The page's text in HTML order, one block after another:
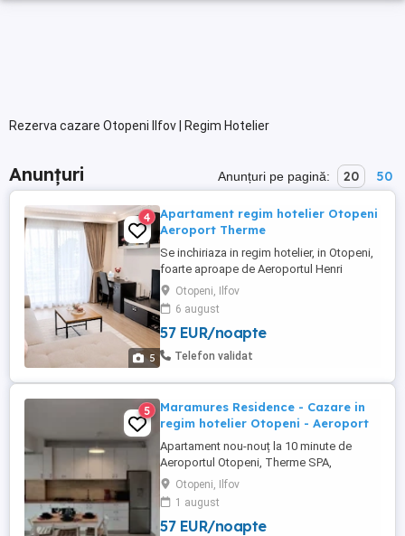
Rezerva cazare Otopeni Ilfov | Regim Hotelier
Anunțuri Anunțuri pe pagină: 20 50
5
4
Apartament regim hotelier Otopeni
Aeroport Therme
Se inchiriaza in regim hotelier, in Otopeni,
foarte aproape de Aeroportul Henri
Coandă si de Therme București,
apartament cu 2 camere decomandat.
Bucătăria este complet utilată cu frigider,
cuptor cu microunde, aparat de cafea,
fierbător electric și toate ustensilele
Check-in: ...
Otopeni, Ilfov
6 august
57 EUR/noapte
Telefon validat
5
Maramures Residence - Cazare in
regim hotelier Otopeni - Aeroport
Apartament nou-nouț la 10 minute de
Aeroportul Otopeni, Therme SPA,
Edenland Adventure Park, Amethyst Clinic
și Complexul Olimpic de Natație Otopeni.
O alegere excelentă pentru familiile și
profesioniștii care doresc să călătorească
Otopeni, Ilfov
1 august
57 EUR/noapte